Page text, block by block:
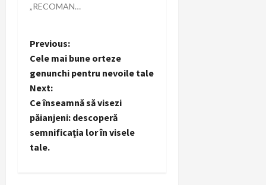
„RECOMANDARI”
P
o
s
t
n
Previous:
Cele mai bune orteze
genunchi pentru nevoile tale
Next:
Ce înseamnă să visezi
păianjeni: descoperă
semnificația lor în visele
tale.